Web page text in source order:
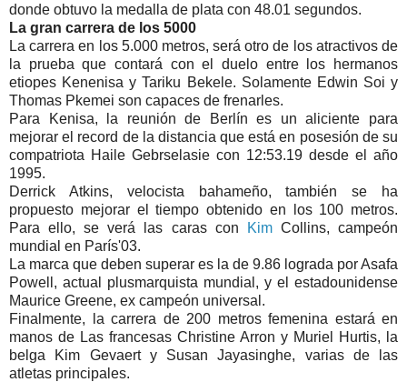
donde obtuvo la medalla de plata con 48.01 segundos.
La gran carrera de los 5000
La carrera en los 5.000 metros, será otro de los atractivos de
la prueba que contará con el duelo entre los hermanos
etiopes Kenenisa y Tariku Bekele. Solamente Edwin Soi y
Thomas Pkemei son capaces de frenarles.
Para Kenisa, la reunión de Berlín es un aliciente para
mejorar el record de la distancia que está en posesión de su
compatriota Haile Gebrselasie con 12:53.19 desde el año
1995.
Derrick Atkins, velocista bahameño, también se ha
propuesto mejorar el tiempo obtenido en los 100 metros.
Para ello, se verá las caras con
KimCollins, campeón
mundial en París'03.
La marca que deben superar es la de 9.86 lograda por Asafa
Powell, actual plusmarquista mundial, y el estadounidense
Maurice Greene, ex campeón universal.
Finalmente, la carrera de 200 metros femenina estará en
manos de Las francesas Christine Arron y Muriel Hurtis, la
belga Kim Gevaert y Susan Jayasinghe, varias de las
atletas principales.